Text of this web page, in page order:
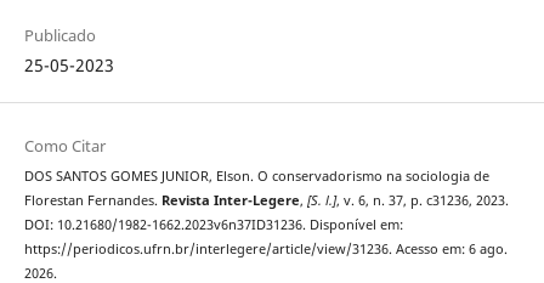
Publicado
25-05-2023
Como Citar
DOS SANTOS GOMES JUNIOR, Elson. O conservadorismo na sociologia de
Florestan Fernandes. Revista Inter-Legere, [S. l.], v. 6, n. 37, p. c31236, 2023.
DOI: 10.21680/1982-1662.2023v6n37ID31236. Disponível em:
https://periodicos.ufrn.br/interlegere/article/view/31236. Acesso em: 6 ago.
2026.